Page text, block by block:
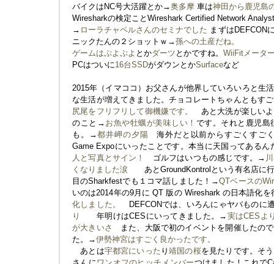
バイクはNC号大活躍とか→奥多摩 車は神田から鹿児島
Wiresharkの検定ことWireshark Certified Network
→ ローラチャペルさんのセミナでした まずはDEFCON
ニックたんの２ショットｗ→孫への土産だね。
ゲームはぷよぷよ とかダーツ とかですね。 WiiFitメータ
PCはついに16台SSDがダウンとかSurfaceなど
2015年（イマココ）お父さんが他界していろいろと生
な生活が増えてきました。チョコレートちゃんともす
尻尾をフリフリして御機嫌です。
あと大洗が楽しい
のこと→ お魚や牡蠣が美味しい！ です。それと鹿児島
も。→都井岬の夕陽 海外だと以前からすごくすご
Game Expoにいったことです。本当に天国ってある
人と写真とサイン！
ゴルフはいつもの感じです。→
くなりました涙 あとGroundKontrolという有名店に
目のSharkfestでも１コマ話しました！→QTベースの
いのは2014年の9月に QT 版の Wireshark の日本語化
化しました。
DEFCONでは、いろんにゃヤバものに
り
年明けはCESにいってきました。→ 実はCESよ
が大きいさ
また、大阪で初のイベントを開催したの
た。→伊勢神宮はすごく良かったです。
あとは宇都宮にいった り靖国の桜を見たりです。そ